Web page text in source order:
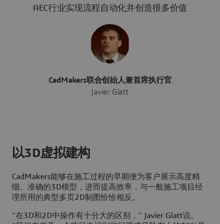
AEC行业实现流程自动化并创造很多价值
CadMakers联合创始人兼首席执行官
Javier Glatt
以3D虚拟建构
CadMakers能够在施工过程的早期便为客户展示高度精
细、准确的3D模型，进而提高效率，与一般施工项目经
理所用的典型多页2D制图恰恰相反。
“在3D和2D中操作有十分大的区别，” Javier Glatt说。